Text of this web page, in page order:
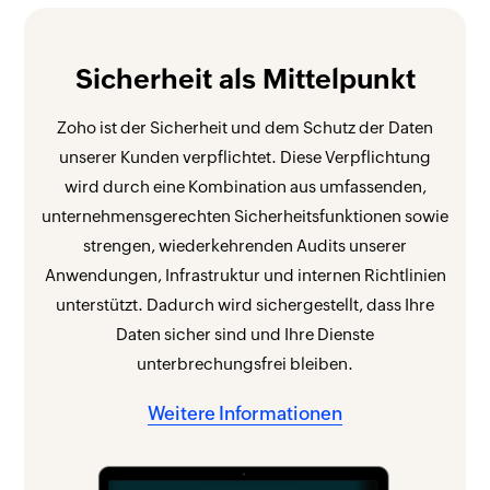
Sicherheit als Mittelpunkt
Zoho ist der Sicherheit und dem Schutz der Daten
unserer Kunden verpflichtet. Diese Verpflichtung
wird durch eine Kombination aus umfassenden,
unternehmensgerechten Sicherheitsfunktionen sowie
strengen, wiederkehrenden Audits unserer
Anwendungen, Infrastruktur und internen Richtlinien
unterstützt. Dadurch wird sichergestellt, dass Ihre
Daten sicher sind und Ihre Dienste
unterbrechungsfrei bleiben.
Weitere Informationen